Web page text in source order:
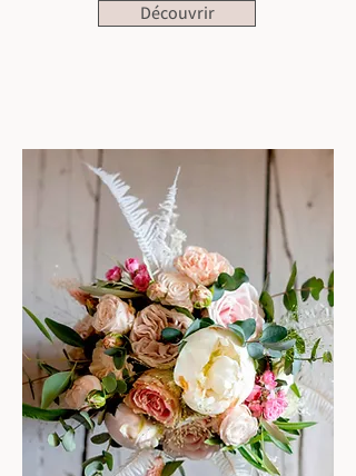
Découvrir